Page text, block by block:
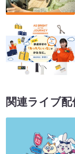
関連ライブ配